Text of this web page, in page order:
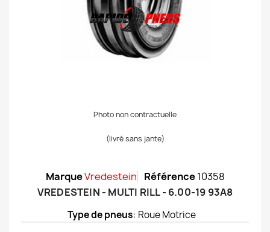
Photo non contractuelle
(livré sans jante)
MarqueVredestein Référence 10358
VREDESTEIN - MULTI RILL - 6.00-19 93A8
Type de pneus: Roue Motrice